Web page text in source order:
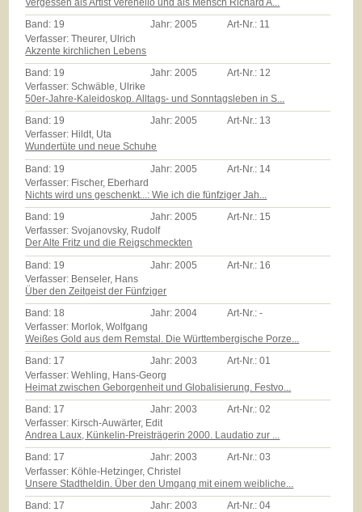
Vergessen als Artist Verenello und als Mensch Richard A...
Band: 19 Jahr:2005 Art-Nr.: 11
Verfasser: Theurer, Ulrich
Akzente kirchlichen Lebens
Band: 19 Jahr:2005 Art-Nr.: 12
Verfasser: Schwäble, Ulrike
50er-Jahre-Kaleidoskop. Alltags- und Sonntagsleben in S...
Band: 19 Jahr:2005 Art-Nr.: 13
Verfasser: Hildt, Uta
Wundertüte und neue Schuhe
Band: 19 Jahr: 2005 Art-Nr.: 14
Verfasser: Fischer, Eberhard
Nichts wird uns geschenkt...: Wie ich die fünfziger Jah...
Band: 19 Jahr:2005 Art-Nr.: 15
Verfasser: Svojanovsky, Rudolf
Der Alte Fritz und die Reigschmeckten
Band: 19 Jahr: 2005 Art-Nr.: 16
Verfasser: Benseler, Hans
Über den Zeitgeist der Fünfziger
Band: 18 Jahr:2004 Art-Nr.:-
Verfasser: Morlok, Wolfgang
Weißes Gold aus dem Remstal. Die Württembergische Porze...
Band: 17 Jahr:2003 Art-Nr.:01
Verfasser: Wehling, Hans-Georg
Heimat zwischen Geborgenheit und Globalisierung. Festvo...
Band: 17 Jahr:2003 Art-Nr.:02
Verfasser: Kirsch-Auwärter, Edit
Andrea Laux, Künkelin-Preisträgerin 2000. Laudatio zur ...
Band: 17 Jahr:2003 Art-Nr.:03
Verfasser: Köhle-Hetzinger, Christel
Unsere Stadtheldin. Über den Umgang mit einem weibliche...
Band: 17 Jahr: 2003 Art-Nr.:04